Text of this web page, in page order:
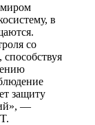
в
со
защиту
—